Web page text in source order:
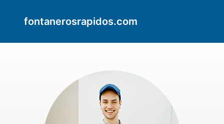
fontanerosrapidos.com